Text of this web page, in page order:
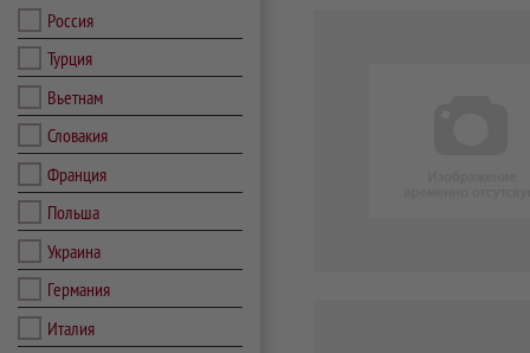
Россия
Турция
Вьетнам
Словакия
Франция
Польша
Украина
Германия
Италия